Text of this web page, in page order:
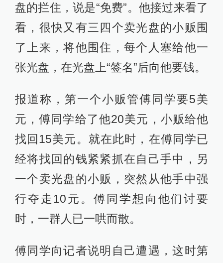
盘的拦住，说是“免费”。他接过来看了
看，很快又有三四个卖光盘的小贩围
了上来，将他围住，每个人塞给他一
张光盘，在光盘上“签名”后向他要钱。
报道称，第一个小贩管傅同学要5美
元，傅同学给了他20美元，小贩给他
找回15美元。就在此时，在傅同学已
经将找回的钱紧紧抓在自己手中，另
一个卖光盘的小贩，突然从他手中强
行夺走10元。傅同学想向他们讨要
时，一群人已一哄而散。
傅同学向记者说明自己遭遇，这时第